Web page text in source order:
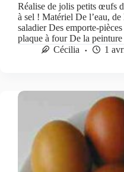
Réalise de jolis petits œufs
à sel ! Matériel De l’eau,
saladier Des emporte-
plaque à four De la
Cécilia
1